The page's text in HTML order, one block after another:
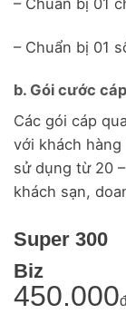
– Chuẩn bị 01
– Chuẩn bị 01
b. Gói cước
Các gói cáp
với khách
sử dụng từ 20
khách sạn,
Super 300
Biz
450.000